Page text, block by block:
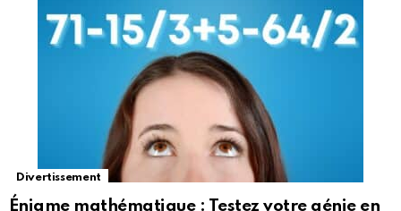
Divertissement
Énigme mathématique : Testez votre génie en